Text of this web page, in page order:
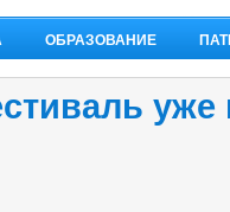
ОБРАЗОВАНИЕ
уже